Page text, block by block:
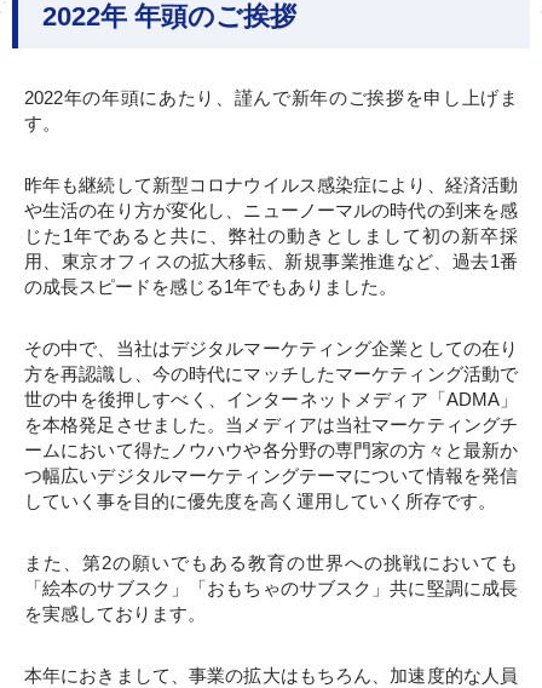
2022年 年頭のご挨拶
2022年の年頭にあたり、謹んで新年のご挨拶を申し上げま
す。
昨年も継続して新型コロナウイルス感染症により、経済活動
や生活の在り方が変化し、ニューノーマルの時代の到来を感
じた1年であると共に、弊社の動きとしまして初の新卒採
用、東京オフィスの拡大移転、新規事業推進など、過去1番
の成長スピードを感じる1年でもありました。
その中で、当社はデジタルマーケティング企業としての在り
方を再認識し、今の時代にマッチしたマーケティング活動で
世の中を後押しすべく、インターネットメディア「ADMA」
を本格発足させました。当メディアは当社マーケティングチ
ームにおいて得たノウハウや各分野の専門家の方々と最新か
つ幅広いデジタルマーケティングテーマについて情報を発信
していく事を目的に優先度を高く運用していく所存です。
また、第2の願いでもある教育の世界への挑戦においても
「絵本のサブスク」「おもちゃのサブスク」共に堅調に成長
を実感しております。
本年におきまして、事業の拡大はもちろん、加速度的な人員